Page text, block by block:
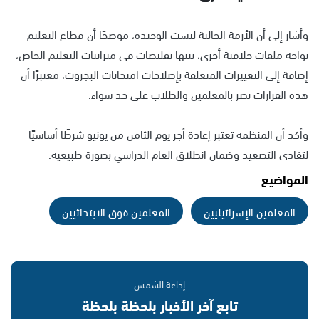
وأشار إلى أن الأزمة الحالية ليست الوحيدة، موضحًا أن قطاع التعليم
يواجه ملفات خلافية أخرى، بينها تقليصات في ميزانيات التعليم الخاص،
إضافة إلى التغييرات المتعلقة بإصلاحات امتحانات البجروت، معتبرًا أن
هذه القرارات تضر بالمعلمين والطلاب على حد سواء.
وأكد أن المنظمة تعتبر إعادة أجر يوم الثامن من يونيو شرطًا أساسيًا
لتفادي التصعيد وضمان انطلاق العام الدراسي بصورة طبيعية.
المواضيع
المعلمين الإسرائيليين المعلمين فوق الابتدائيين
إذاعة الشمس
تابع آخر الأخبار بلحظة بلحظة